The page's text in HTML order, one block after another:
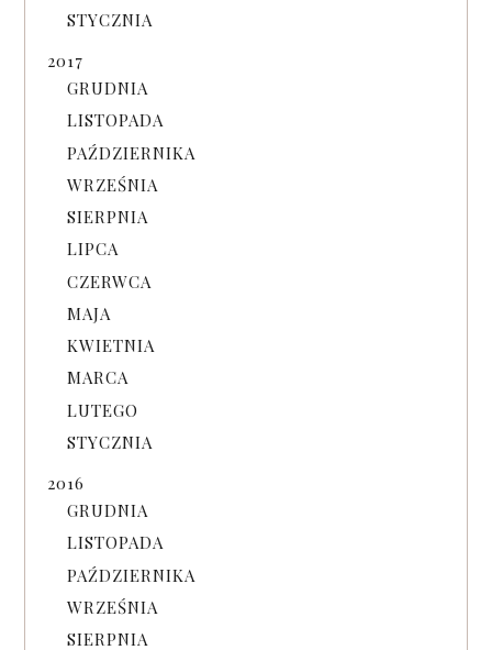
STYCZNIA
2017
GRUDNIA
LISTOPADA
PAŹDZIERNIKA
WRZEŚNIA
SIERPNIA
LIPCA
CZERWCA
MAJA
KWIETNIA
MARCA
LUTEGO
STYCZNIA
2016
GRUDNIA
LISTOPADA
PAŹDZIERNIKA
WRZEŚNIA
SIERPNIA